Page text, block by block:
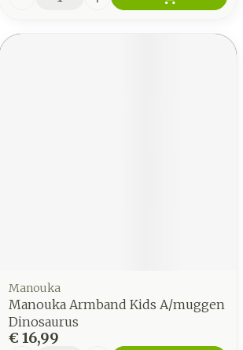
Manouka
Manouka Armband Kids A/muggen
Dinosaurus
€ 16,99